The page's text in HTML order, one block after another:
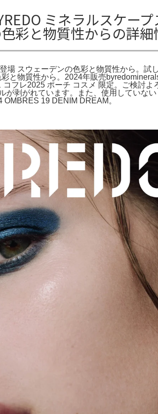
ミネラルスケー
彩と物質性からの詳細
場 スウェーデンの色彩と物質性から。
と物質性から。2024年販売
コフレ2025 ポーチ コスメ 限定。ご検討
剥がれています。また、使用していな
19 DENIM DREAM。